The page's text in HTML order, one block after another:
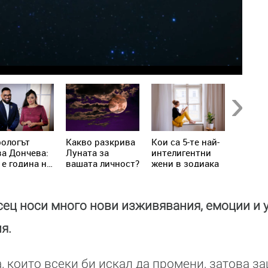
Дончева:
година на
реалност
Kакво разкрива
Луната за
вашата личност?
Кои са 5-те най-
интелигентни
жени в зодиака
носи много нови изживявания, емоции и
които всеки би искал да промени, затова